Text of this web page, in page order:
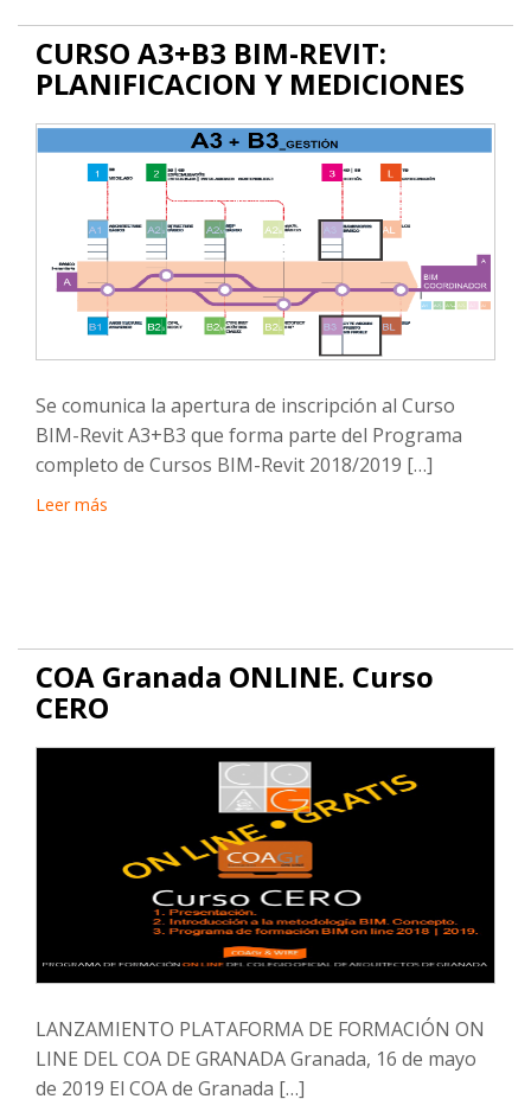
CURSO A3+B3 BIM-REVIT:
PLANIFICACION Y MEDICIONES
Se comunica la apertura de inscripción al Curso
BIM-Revit A3+B3 que forma parte del Programa
completo de Cursos BIM-Revit 2018/2019 […]
Leer más
COA Granada ONLINE. Curso
CERO
LANZAMIENTO PLATAFORMA DE FORMACIÓN ON
LINE DEL COA DE GRANADA Granada, 16 de mayo
de 2019 El COA de Granada […]